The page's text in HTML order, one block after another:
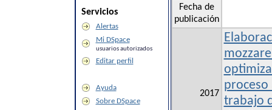
Servicios
Alertas
Mi DSpace
usuarios autorizados
Editar perfil
Ayuda
Sobre DSpace
Fecha de
publicación
2017
proceso
trabajo